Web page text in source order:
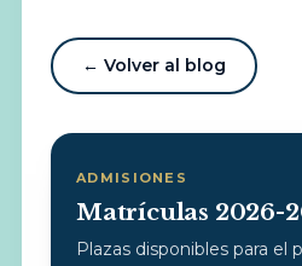
← Volver al blog
ADMISIONES
Matrículas 2026-
Plazas disponibles para el